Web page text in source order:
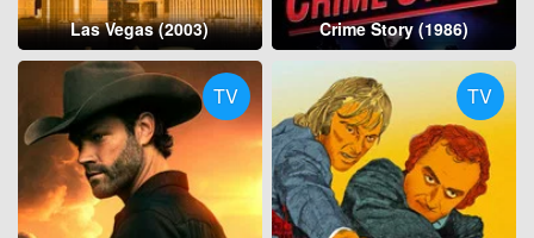
Las Vegas (2003) Crime Story (1986)
TV TV